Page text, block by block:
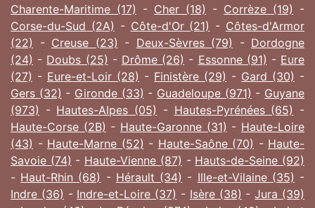
Charente-Maritime (17) - Cher (18) - Corrèze (19) -
Corse-du-Sud (2A) - Côte-d'Or (21) - Côtes-d'Armor
(22) - Creuse (23) - Deux-Sèvres (79) - Dordogne
(24) - Doubs (25) - Drôme (26) - Essonne (91) - Eure
(27) - Eure-et-Loir (28) - Finistère (29) - Gard (30) -
Gers (32) - Gironde (33) - Guadeloupe (971) - Guyane
(973) - Hautes-Alpes (05) - Hautes-Pyrénées (65) -
Haute-Corse (2B) - Haute-Garonne (31) - Haute-Loire
(43) - Haute-Marne (52) - Haute-Saône (70) - Haute-
Savoie (74) - Haute-Vienne (87) - Hauts-de-Seine (92)
- Haut-Rhin (68) - Hérault (34) - Ille-et-Vilaine (35) -
Indre (36) - Indre-et-Loire (37) - Isère (38) -Jura (39)